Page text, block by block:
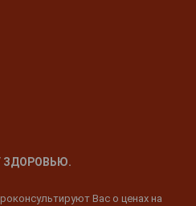
ЗДОРОВЬЮ.
Вас о ценах на